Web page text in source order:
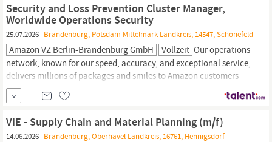
Security and Loss Prevention Cluster Manager,
Worldwide Operations Security
25.07.2026 Brandenburg, Potsdam Mittelmark Landkreis, 14547, Schönefeld
Amazon VZ Berlin-Brandenburg GmbH Vollzeit Our operations
network, known for our speed, accuracy, and exceptional service,
delivers millions of packages and smiles to Amazon customers
every day. To keep our operations network secure and assure
operational continuity, we are looking for an experienced and
customer obsessed professional who wants to join our team as
Security and Loss Prevention (SLP) ClusterManager.
VIE - Supply Chain and Material Planning (m/f)
14.06.2026 Brandenburg, Oberhavel Landkreis, 16761, Hennigsdorf